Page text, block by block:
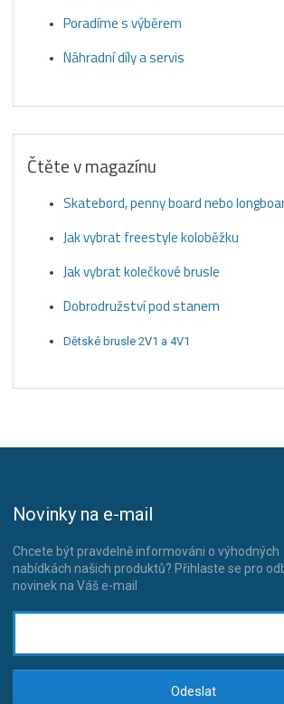
Poradíme s výběrem
Náhradní díly a servis
Čtěte v magazínu
Skatebord, penny board nebo
Jak vybrat freestyle koloběžku
Jak vybrat kolečkové brusle
Dobrodružství pod stanem
Dětské brusle 2V1 a 4V1
Novinky na e-mail
Chcete být pravdelně informováni o výhodných
nabídkách našich produktů? Přihlaste se pro
novinek na Váš e-mail
Odeslat